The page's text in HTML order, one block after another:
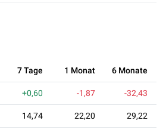
7 Tage 1 Monat 6 Monate
+0,60 -1,87 -32,43
14,74 22,20 29,22